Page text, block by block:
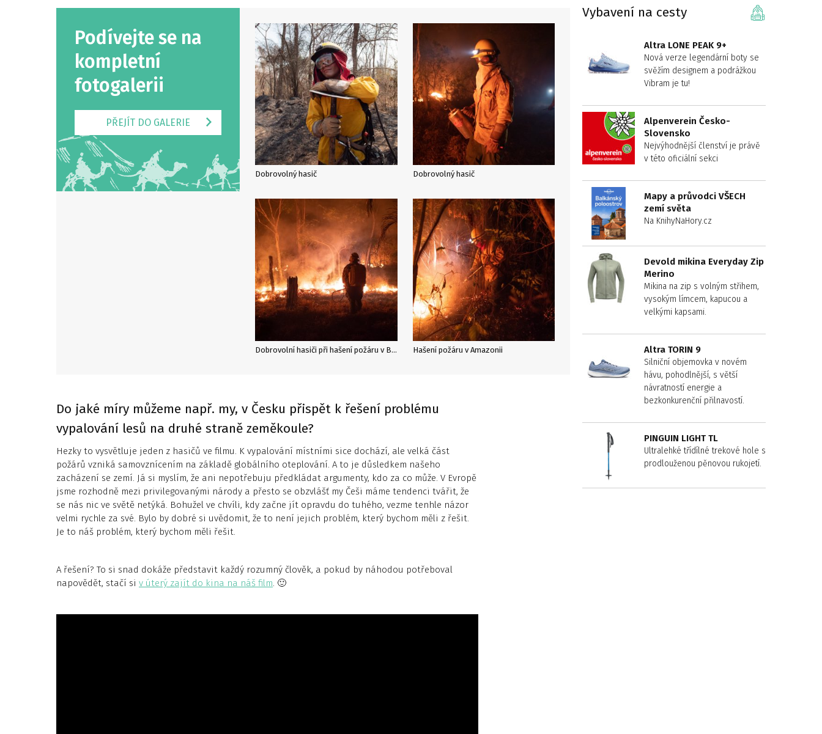
Podívejte se na
kompletní
fotogalerii
PŘEJÍT DO GALERIE
Dobrovolný hasič Dobrovolný hasič
Dobrovolní hasiči při hašení požáru v Bolívii Hašení požáru v Amazonii
Do jaké míry můžeme např. my, v Česku přispět k řešení problému
vypalování lesů na druhé straně zeměkoule?
Hezky to vysvětluje jeden z hasičů ve filmu. K vypalování místními sice dochází, ale velká část
požárů vzniká samovznícením na základě globálního oteplování. A to je důsledkem našeho
zacházení se zemí. Já si myslím, že ani nepotřebuju předkládat argumenty, kdo za co může. V Evropě
jsme rozhodně mezi privilegovanými národy a přesto se obzvlášť my Češi máme tendenci tvářit, že
se nás nic ve světě netýká. Bohužel ve chvíli, kdy začne jít opravdu do tuhého, vezme tenhle názor
velmi rychle za své. Bylo by dobré si uvědomit, že to není jejich problém, který bychom měli z řešit.
Je to náš problém, který bychom měli řešit.
A řešení? To si snad dokáže představit každý rozumný člověk, a pokud by náhodou potřeboval
napovědět, stačí si v úterý zajít do kina na náš film. 🙂
Vybavení na cesty
Altra LONE PEAK 9+
Nová verze legendární boty se
svěžím designem a podrážkou
Vibram je tu!
Alpenverein Česko-
Slovensko
Nejvýhodnější členství je právě
v této oficiální sekci
Mapy a průvodci VŠECH
zemí světa
Na KnihyNaHory.cz
Devold mikina Everyday Zip
Merino
Mikina na zip s volným střihem,
vysokým límcem, kapucou a
velkými kapsami.
Altra TORIN 9
Silniční objemovka v novém
hávu, pohodlnější, s větší
návratností energie a
bezkonkurenční přilnavostí.
PINGUIN LIGHT TL
Ultralehké třídílné trekové hole s
prodlouženou pěnovou rukojetí.